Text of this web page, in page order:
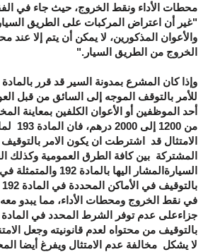
محطات الأداء ونقط الخروج، حيث جاء في
"غير أن اعتراض المركبات على الطريق
والأعوان المذكورين، لا يمكن أن يتم إلا عند
الخروج من الطريق السيار."
للأمر بالتوقف الموجه إلى السائق من قبل
أحد الموظفين أو الأعوان الكلفين بمعاينة
من
الامتثال قد اشترطت ان يكون الامر
المشتركة بين كافة الطرق العمومية وكذلك
السيارةالمشار اليها
في نقط الخروج ومحطات الأداء، مما يبدو
بالتوقيف من محتواه لعدم قانونيته وجعل
لا يشكل مخالفة عدم الامتثال ويفرغ أيضا